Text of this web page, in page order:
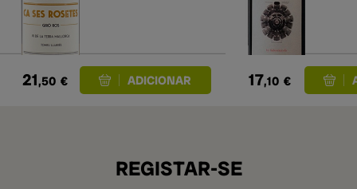
21,50 € 17,10 €
REGISTAR-SE